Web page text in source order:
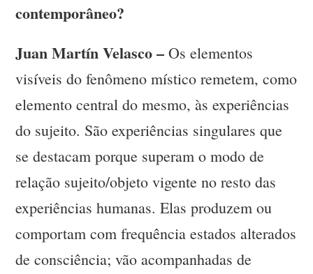
contemporâneo?
Juan Martín Velasco – Os elementos
visíveis do fenômeno místico remetem, como
elemento central do mesmo, às experiências
do sujeito. São experiências singulares que
se destacam porque superam o modo de
relação sujeito/objeto vigente no resto das
experiências humanas. Elas produzem ou
comportam com frequência estados alterados
de consciência; vão acompanhadas de